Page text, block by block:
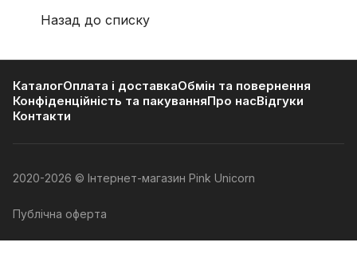
Назад до списку
КаталогОплата і доставкаОбмін та повернення
Конфіденційність та пакуванняПро насВідгуки
Контакти
2020-2026 © Інтернет-магазин Pink Unicorn
Публічна оферта